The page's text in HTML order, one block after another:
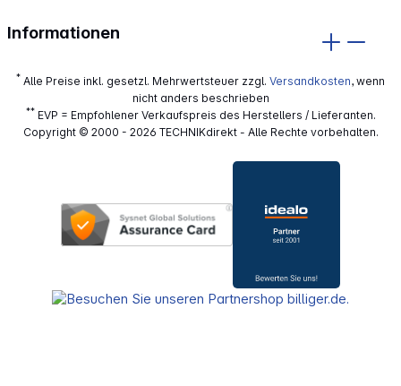
Informationen
* Alle Preise inkl. gesetzl. Mehrwertsteuer zzgl. Versandkosten, wenn
nicht anders beschrieben
**EVP = Empfohlener Verkaufspreis des Herstellers / Lieferanten.
Copyright © 2000 - 2026 TECHNIKdirekt - Alle Rechte vorbehalten.